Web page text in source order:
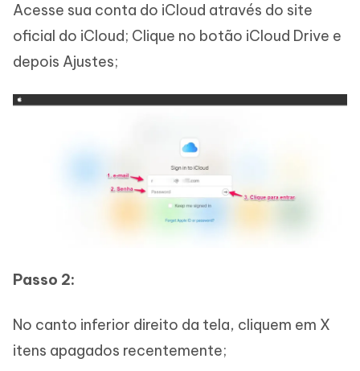
Acesse sua conta do iCloud através do site
oficial do iCloud; Clique no botão iCloud Drive e
depois Ajustes;
Passo 2:
No canto inferior direito da tela, cliquem em X
itens apagados recentemente;